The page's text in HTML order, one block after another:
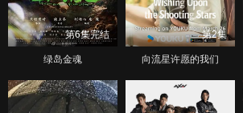
第6集完结
绿岛金魂
第2集
向流星许愿的我们